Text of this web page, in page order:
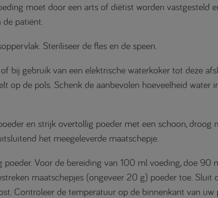
moet door een arts of diëtist worden vastgesteld
patiënt.
Steriliseer de fles en de speen.
bij gebruik van een elektrische waterkoker tot deze
op de pols. Schenk de aanbevolen hoeveelheid water
en strijk overtollig poeder met een schoon, droog
het meegeleverde maatschepje.
Voor de bereiding van 100 ml voeding, doe 90
maatschepjes (ongeveer 20 g) poeder toe. Sluit
Controleer de temperatuur op de binnenkant van uw